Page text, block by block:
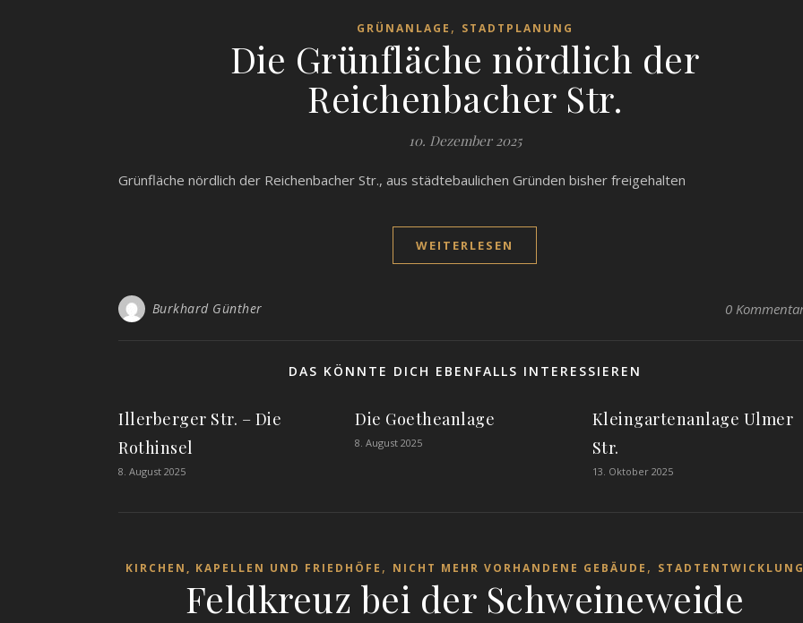
GRÜNANLAGE , STADTPLANUNG
Die Grünfläche nördlich der
Reichenbacher Str.
10. Dezember 2025
Grünfläche nördlich der Reichenbacher Str., aus städtebaulichen Gründen bisher freigehalten
WEITERLESEN
Burkhard Günther 0
DAS KÖNNTE DICH EBENFALLS INTERESSIEREN
Illerberger Str. – Die
Rothinsel
8. August 2025
Die Goetheanlage
8. August 2025
Kleingartenanlage Ulmer
Str.
13. Oktober 2025
KIRCHEN, KAPELLEN UND FRIEDHÖFE , NICHT MEHR VORHANDENE GEBÄUDE , STADTENTWICKLUNG
Feldkreuz bei der Schweineweide